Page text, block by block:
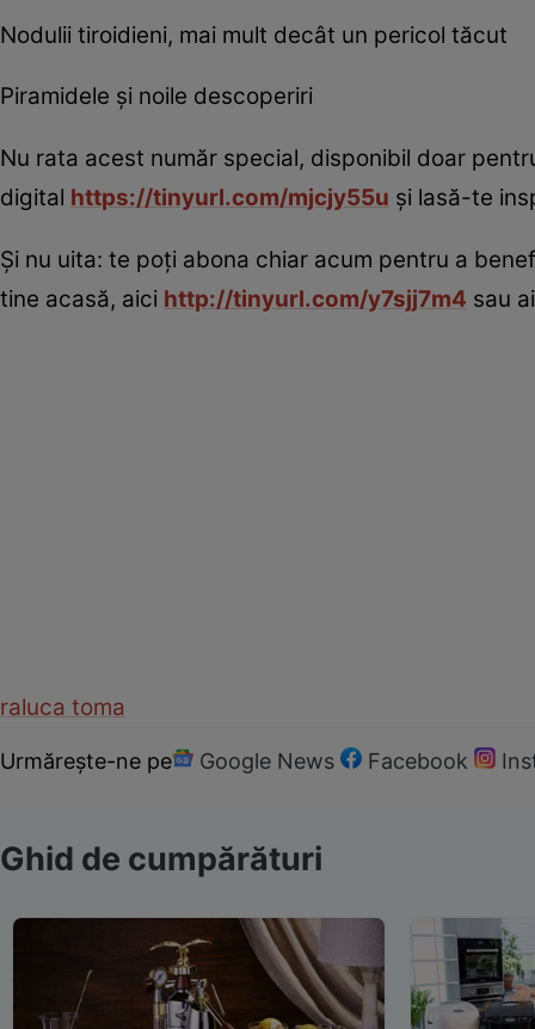
Nodulii tiroidieni, mai mult decât un pericol tăcut
Piramidele şi noile descoperiri
Nu rata acest număr special, disponibil doar
digital https://tinyurl.com/mjcjy55u și lasă-te
Și nu uita: te poți abona chiar acum pentru a
tine acasă, aici http://tinyurl.com/y7sjj7m4 sau
raluca toma
Urmărește-ne pe Google News Facebook
Ghid de cumpărături